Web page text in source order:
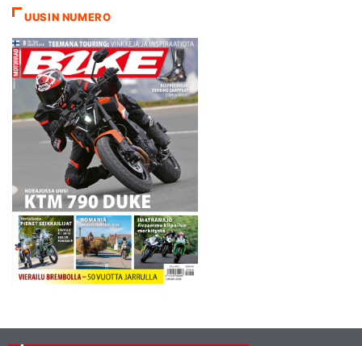
korkea veronmaksajille.
Samalla hallitus luonnehtii
Brexitin merkitsevän juuri nyt
”suurta taloudellista…
UUSIN NUMERO